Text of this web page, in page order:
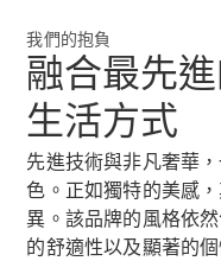
C-
Class
Saloon
全新型號 純電動
E-Class
Saloon
S-Class
Saloon
Mercedes-
Maybach
全新型號
我們的抱負
融合最先
生活方式
先進技術與非凡奢華
色。正如獨特的美感
異。該品牌的風格依
的舒適性以及顯著的個